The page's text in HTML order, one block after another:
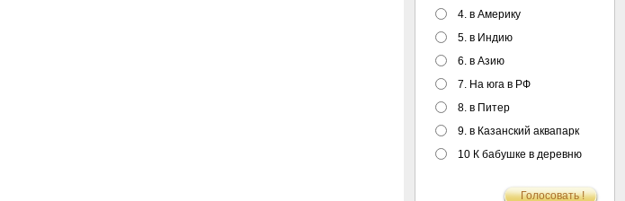
4. в Америку
5. в Индию
6. в Азию
7. На юга в РФ
8. в Питер
9. в Казанский аквапарк
10 К бабушке в деревню
Голосовать !